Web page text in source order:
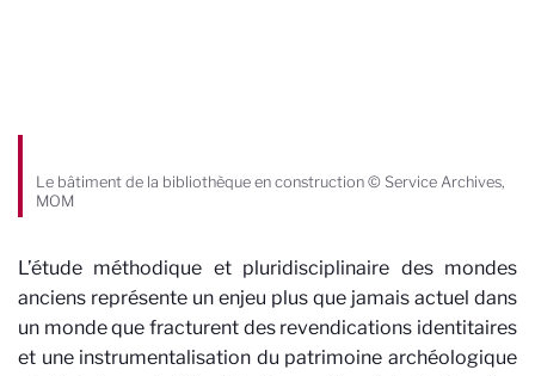
Le bâtiment de la bibliothèque en construction © Service Archives,
MOM
L’étude méthodique et pluridisciplinaire des mondes
anciens représente un enjeu plus que jamais actuel dans
un monde que fracturent des revendications identitaires
et une instrumentalisation du patrimoine archéologique